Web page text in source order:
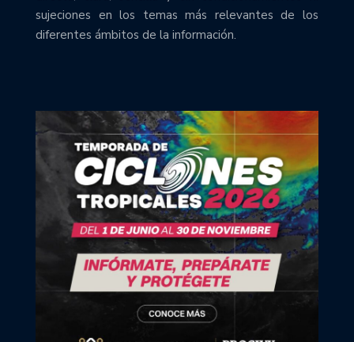
sujeciones en los temas más relevantes de los
diferentes ámbitos de la información.